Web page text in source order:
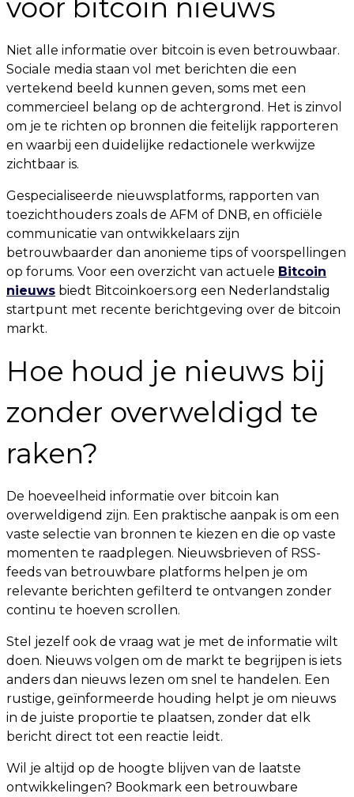
voor bitcoin nieuws
Niet alle informatie over bitcoin is even betrouwbaar.
Sociale media staan vol met berichten die een
vertekend beeld kunnen geven, soms met een
commercieel belang op de achtergrond. Het is zinvol
om je te richten op bronnen die feitelijk rapporteren
en waarbij een duidelijke redactionele werkwijze
zichtbaar is.
Gespecialiseerde nieuwsplatforms, rapporten van
toezichthouders zoals de AFM of DNB, en officiële
communicatie van ontwikkelaars zijn
betrouwbaarder dan anonieme tips of voorspellingen
op forums. Voor een overzicht van actuele Bitcoin
nieuws biedt Bitcoinkoers.org een Nederlandstalig
startpunt met recente berichtgeving over de bitcoin
markt.
Hoe houd je nieuws bij
zonder overweldigd te
raken?
De hoeveelheid informatie over bitcoin kan
overweldigend zijn. Een praktische aanpak is om een
vaste selectie van bronnen te kiezen en die op vaste
momenten te raadplegen. Nieuwsbrieven of RSS-
feeds van betrouwbare platforms helpen je om
relevante berichten gefilterd te ontvangen zonder
continu te hoeven scrollen.
Stel jezelf ook de vraag wat je met de informatie wilt
doen. Nieuws volgen om de markt te begrijpen is iets
anders dan nieuws lezen om snel te handelen. Een
rustige, geïnformeerde houding helpt je om nieuws
in de juiste proportie te plaatsen, zonder dat elk
bericht direct tot een reactie leidt.
Wil je altijd op de hoogte blijven van de laatste
ontwikkelingen? Bookmark een betrouwbare